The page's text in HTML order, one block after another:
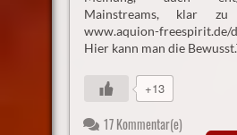
Mainstreams, klar zu
www.aquion-freespirit.de/
Hier kann man die
+13
17 Kommentar(e)